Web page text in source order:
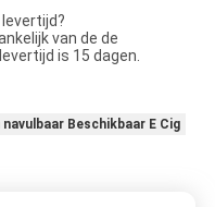
van de de
is 15 dagen.
navulbaar Beschikbaar E Cig